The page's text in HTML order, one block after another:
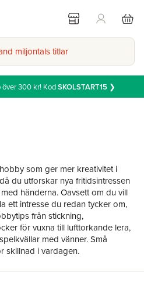
miljontals titlar
över 300 kr! KodSKOLSTART15❯
som ger mer kreativitet i
du utforskar nya fritidsintressen
händerna. Oavsett om du vill
ett intresse du redan tycker om,
från stickning,
för vuxna till lufttorkande lera,
med vänner. Små
skillnad i vardagen.